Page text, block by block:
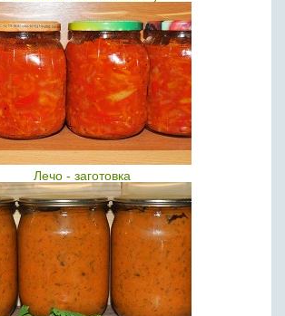
Лечо - заготовка